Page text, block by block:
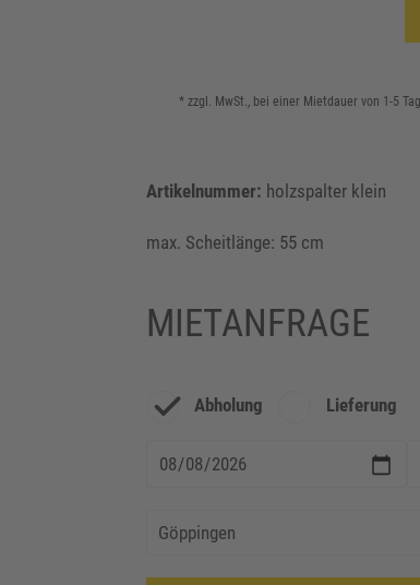
* zzgl. MwSt., bei einer Mietdauer von 1-5
Artikelnummer: holzspalter klein
max. Scheitlänge: 55 cm
MIETANFRAGE
Abholung Lieferung